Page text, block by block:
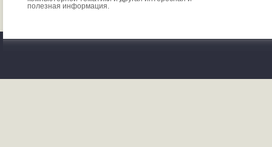
полезная информация.